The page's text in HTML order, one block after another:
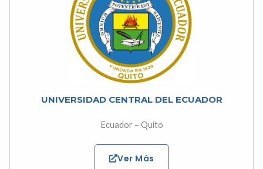
UNIVERSIDAD CENTRAL DEL ECUADOR
Ecuador – Quito
Ver Más